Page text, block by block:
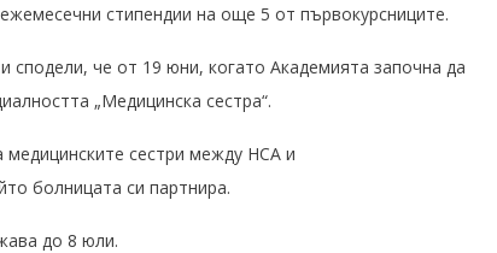
стипендии на още 5 от първокурсниците.
че от 19 юни, когато Академията започна да
„Медицинска сестра“.
сестри между НСА и
болницата си партнира.
до 8 юли.